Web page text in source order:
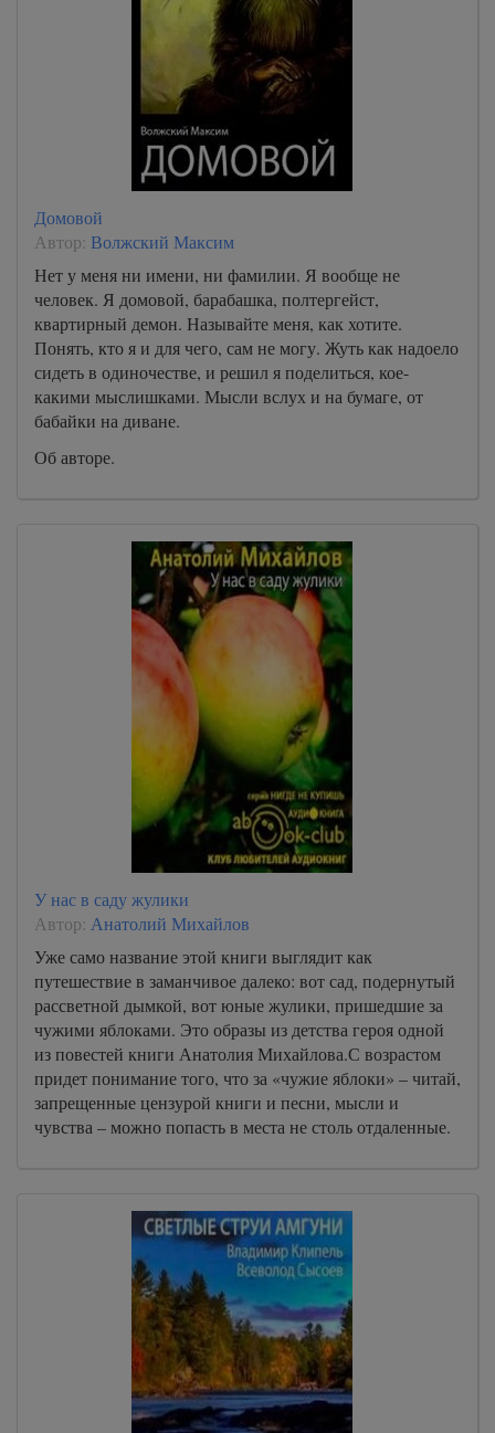
Домовой
Автор: Волжский Максим
Нет у меня ни имени, ни фамилии. Я вообще не
человек. Я домовой, барабашка, полтергейст,
квартирный демон. Называйте меня, как хотите.
Понять, кто я и для чего, сам не могу. Жуть как надоело
сидеть в одиночестве, и решил я поделиться, кое-
какими мыслишками. Мысли вслух и на бумаге, от
бабайки на диване.
Об авторе.
У нас в саду жулики
Автор: Анатолий Михайлов
Уже само название этой книги выглядит как
путешествие в заманчивое далеко: вот сад, подернутый
рассветной дымкой, вот юные жулики, пришедшие за
чужими яблоками. Это образы из детства героя одной
из повестей книги Анатолия Михайлова.С возрастом
придет понимание того, что за «чужие яблоки» – читай,
запрещенные цензурой книги и песни, мысли и
чувства – можно попасть в места не столь отдаленные.